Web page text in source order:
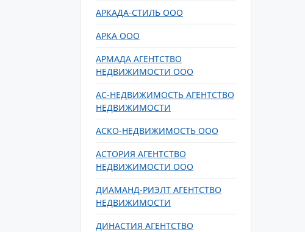
АРКАДА-СТИЛЬ ООО
АРКА ООО
АРМАДА АГЕНТСТВО
НЕДВИЖИМОСТИ ООО
АС-НЕДВИЖИМОСТЬ АГЕНТСТВО
НЕДВИЖИМОСТИ
АСКО-НЕДВИЖИМОСТЬ ООО
АСТОРИЯ АГЕНТСТВО
НЕДВИЖИМОСТИ ООО
ДИАМАНД-РИЭЛТ АГЕНТСТВО
НЕДВИЖИМОСТИ
ДИНАСТИЯ АГЕНТСТВО